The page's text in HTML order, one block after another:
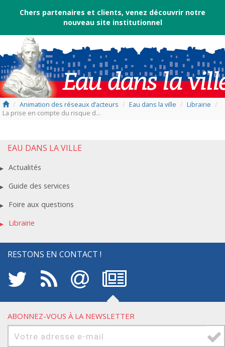
Chers partenaires et clients, venez découvrir notre
nouveau site institutionnel
/ Animation des réseaux d’acteurs / Eau dans la ville / Librairie /
La prise en compte du risque d...
EAU DANS LA VILLE
Actualités
Guide des services
Foire aux questions
Librairie
RESTONS EN CONTACT !
ABONNEZ-VOUS À LA NEWSLETTER